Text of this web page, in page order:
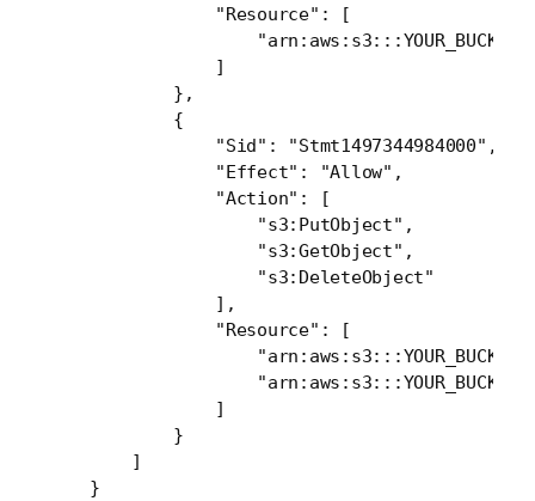
            "Resource": [
            ]
        },
        {
            "Sid": "Stmt1497344984000",
            "Effect": "Allow",
            "Action": [
                "s3:PutObject",
                "s3:GetObject",
                "s3:DeleteObject"
            ],
            "Resource": [
            ]
        }
    ]